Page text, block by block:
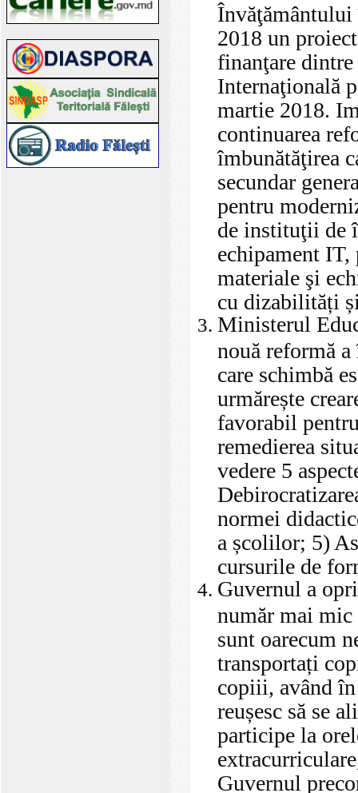
2018 un
finanţare
Internaţională
martie 2018.
continuarea
îmbunătăţirea
secundar
pentru
de instituţii de
echipament IT,
materiale şi
cu dizabilități
Ministerul
nouă reformă
care schimbă
urmărește
favorabil
remedierea
vedere 5
normei
a școlilor; 5)
cursurile de
Guvernul a
număr mai
sunt oarecum
transportați
copiii, având în
reușesc să se
participe la
Guvernul